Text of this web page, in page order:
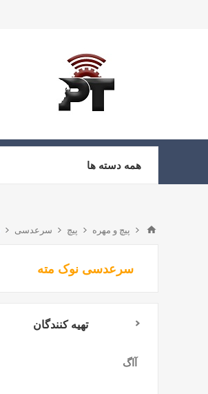
همه دسته ها
پیچ و مهره پیچ سرعدسی
سرعدسی نوک مته
تهیه کنندگان
آاگ